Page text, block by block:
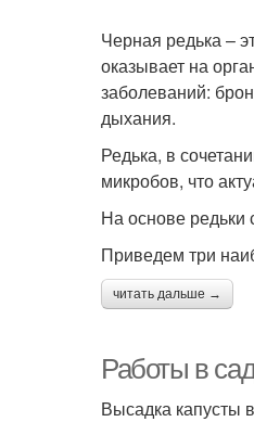
Черная редька –
оказывает на
заболеваний:
дыхания.
Редька, в
микробов, что
На основе редьки
Приведем три
читать дальше →
Работы в
Высадка капусты